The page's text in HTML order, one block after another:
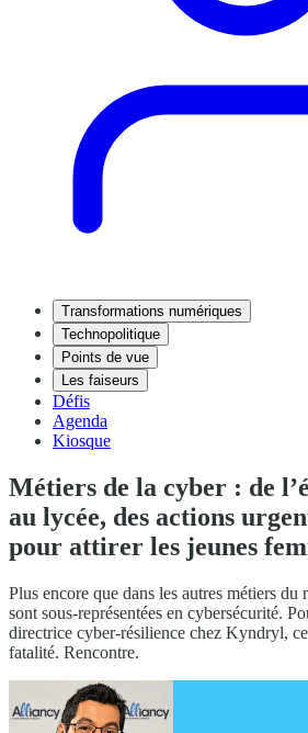
Transformations numériques
Technopolitique
Points de vue
Les faiseurs
Défis
Agenda
Kiosque
Métiers de la cyber : de
au lycée, des actions
pour attirer les jeunes
Plus encore que dans les autres métiers du
sont sous-représentées en cybersécurité.
directrice cyber-résilience chez Kyndryl, ce
fatalité. Rencontre.